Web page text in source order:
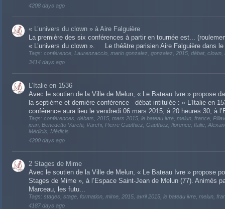
4208 days ago
« L’univers du clown » à Aire Falguière
La première des six conférences à partir en tournée est...
« L’univers du clown ». Le théâtre parisien Aire Falguière dans
Tags: conférence, Laurenzaccio, mario gonzalez, gonzalez, 2015, débat,
3414 days ago
L’Italie en 1536
Avec le soutien de la Ville de Melun, « Le Bateau Ivre » propose
la septième et dernière conférence - débat intitulée : « L’Italie en
conférence aura lieu le vendredi 06 mars 2015, à 20 heures 30, à
Tags: conférences, débats, 2015, mars 2015, le bateau ivre, melun, france,
jean, Benedetto Varchi, Varchi, Pierre Gauthiez, Gauthiez, florence, Italie,
Médicis, Médicis
4200 days ago
2 Stages de Mime
Avec le soutien de la Ville de Melun, « Le Bateau Ivre » propose
Stages de Mime », à l’Espace Saint-Jean de Melun (77). Animés
Marceau, les futu...
Tags: stages, stage, formation, mime, 2015, avril 2015, le bateau ivre, melun,
4187 days ago